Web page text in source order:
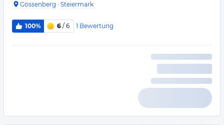
Gössenberg · Steiermark
100% 6 / 6 1 Bewertung